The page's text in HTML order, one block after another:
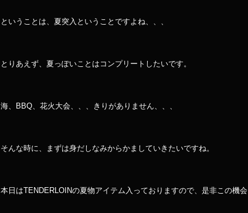
ということは、夏突入ということですよね、、、
とりあえず、夏っぽいことはコンプリートしたいです。
海、BBQ、花火大会、、、きりがありません、、、
そんな時に、まずは身だしなみからかましていきたいですね。
本日はTENDERLOINの夏物アイテム入っておりますので、是非この機